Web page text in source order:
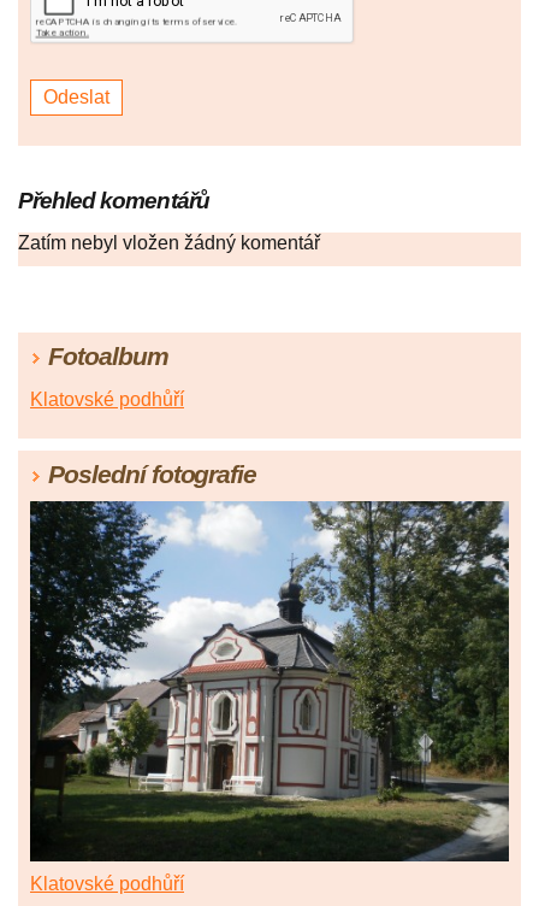
Přehled komentářů
Zatím nebyl vložen žádný komentář
Fotoalbum
Klatovské podhůří
Poslední fotografie
Klatovské podhůří